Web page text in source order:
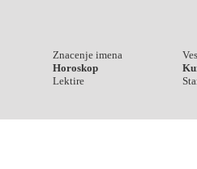
Znacenje imena
Horoskop
Lektire